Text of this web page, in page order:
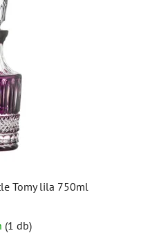
Tomy lila 750ml
(1 db)